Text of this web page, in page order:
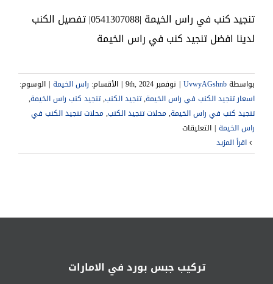
تنجيد كنب في راس الخيمة |0541307088| تفصيل الكنب
لدينا افضل تنجيد كنب في راس الخيمة
بواسطةUvwyAGshnb
| نوفمبر 9th, 2024 | الأقسام: راس الخيمة | الوسوم:
اسعار تنجيد الكنب في راس الخيمة,تنجيد الكنب,تنجيد كنب راس الخيمة,
تنجيد كنب في راس الخيمة, محلات تنجيد الكنب, محلات تنجيد الكنب في
راس الخيمة | التعليقاتعلى
كنب
|0541307088|
تركيب جبس بورد في الامارات